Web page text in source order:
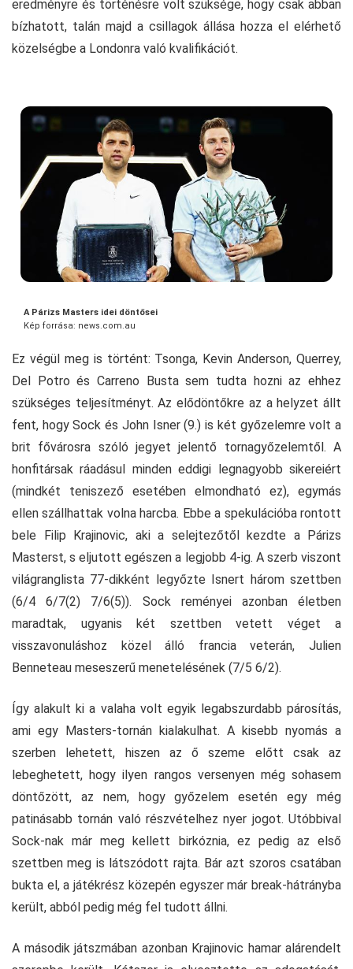
eredményre és történésre volt szüksége, hogy csak abban
bízhatott, talán majd a csillagok állása hozza el elérhető
közelségbe a Londonra való kvalifikációt.
A Párizs Masters idei döntősei
Kép forrása: news.com.au
Ez végül meg is történt: Tsonga, Kevin Anderson, Querrey,
Del Potro és Carreno Busta sem tudta hozni az ehhez
szükséges teljesítményt. Az elődöntőkre az a helyzet állt
fent, hogy Sock és John Isner (9.) is két győzelemre volt a
brit fővárosra szóló jegyet jelentő tornagyőzelemtől. A
honfitársak ráadásul minden eddigi legnagyobb sikereiért
(mindkét teniszező esetében elmondható ez), egymás
ellen szállhattak volna harcba. Ebbe a spekulációba rontott
bele Filip Krajinovic, aki a selejtezőtől kezdte a Párizs
Masterst, s eljutott egészen a legjobb 4-ig. A szerb viszont
világranglista 77-dikként legyőzte Isnert három szettben
(6/4 6/7(2) 7/6(5)). Sock reményei azonban életben
maradtak, ugyanis két szettben vetett véget a
visszavonuláshoz közel álló francia veterán, Julien
Benneteau meseszerű menetelésének (7/5 6/2).
Így alakult ki a valaha volt egyik legabszurdabb párosítás,
ami egy Masters-tornán kialakulhat. A kisebb nyomás a
szerben lehetett, hiszen az ő szeme előtt csak az
lebeghetett, hogy ilyen rangos versenyen még sohasem
döntőzött, az nem, hogy győzelem esetén egy még
patinásabb tornán való részvételhez nyer jogot. Utóbbival
Sock-nak már meg kellett birkóznia, ez pedig az első
szettben meg is látszódott rajta. Bár azt szoros csatában
bukta el, a játékrész közepén egyszer már break-hátrányba
került, abból pedig még fel tudott állni.
A második játszmában azonban Krajinovic hamar alárendelt